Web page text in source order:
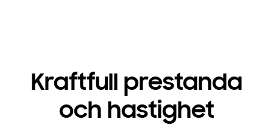
Kraftfull prestanda
och hastighet